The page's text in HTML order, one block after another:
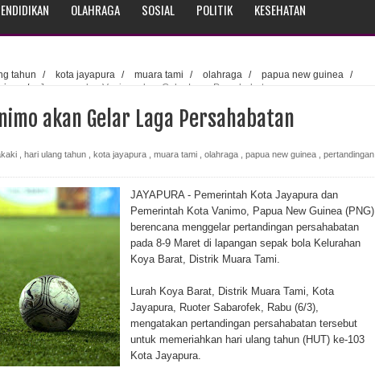
Susulan
Sampah dengan Menghambur ke Tengah Jalan
Ester Bonsapia
Kuota Beasiswa Mace
RS Bhayangkara Polda Papua pada Peringatan Hari
Food Belt with Mechanized Rice Expansion
OLAHRAGA SOSIAL POLITIK KESEHATAN
tahun / kota jayapura / muara tami / olahraga / papua new guinea
/
/ Jayapura dan Vanimo akan Gelar Laga Persahabatan
akan Gelar Laga Persahabatan
hari ulang tahun kota jayapura muara tami olahraga papua new guinea
pertandingan
JAYAPURA - Pemerintah Kota Jayapura dan
Pemerintah Kota Vanimo, Papua New Guinea (PNG)
berencana menggelar pertandingan persahabatan
pada 8-9 Maret di lapangan sepak bola Kelurahan
Koya Barat, Distrik Muara Tami.
Lurah Koya Barat, Distrik Muara Tami, Kota
Jayapura, Ruoter Sabarofek, Rabu (6/3),
mengatakan pertandingan persahabatan tersebut
untuk memeriahkan hari ulang tahun (HUT) ke-103
Kota Jayapura.